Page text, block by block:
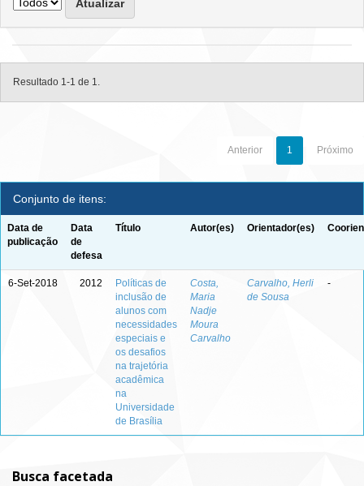
Resultado 1-1 de 1.
Anterior 1 Próximo
Conjunto de itens:
Data de
publicação
Data
de
defesa
Título Autor(es) Orientador(es)
6-Set-2018 2012
Políticas de
inclusão de
alunos com
necessidades
especiais e
os desafios
na trajetória
acadêmica
na
Universidade
de Brasília
Costa,
Maria
Nadje
Moura
Carvalho
Carvalho, Herli
de Sousa
-
Busca facetada